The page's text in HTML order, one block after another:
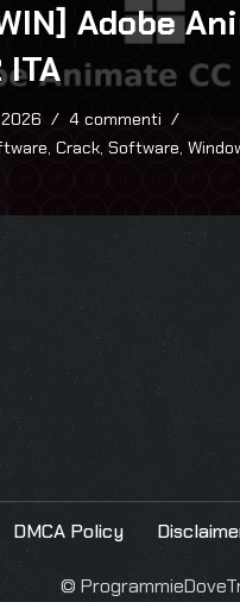
Adobe
2026
4 commenti
, Crack, Software,
DMCA Policy
©